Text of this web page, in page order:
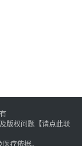
版权问题【请点此联
疗依据。